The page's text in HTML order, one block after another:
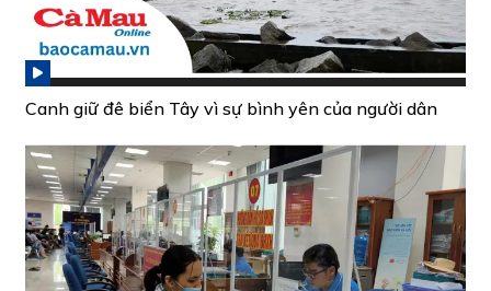
Canh giữ đê biển Tây vì sự bình yên của người dân